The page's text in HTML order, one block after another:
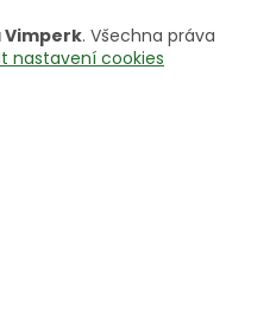
Vimperk. Všechna práva
nastavení cookies